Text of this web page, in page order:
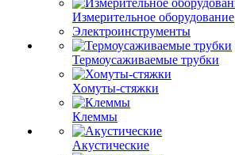
Измерительное оборудование
Электроинструменты
Термоусаживаемые трубки
Хомуты-стяжки
Клеммы
Акустические